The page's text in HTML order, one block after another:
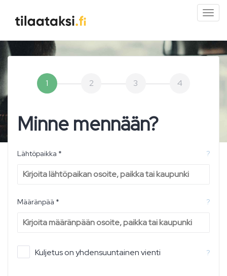
1 2 3 4
Minne mennään?
Lähtöpaikka * ?
Määränpää * ?
Kuljetus on yhdensuuntainen vienti ?